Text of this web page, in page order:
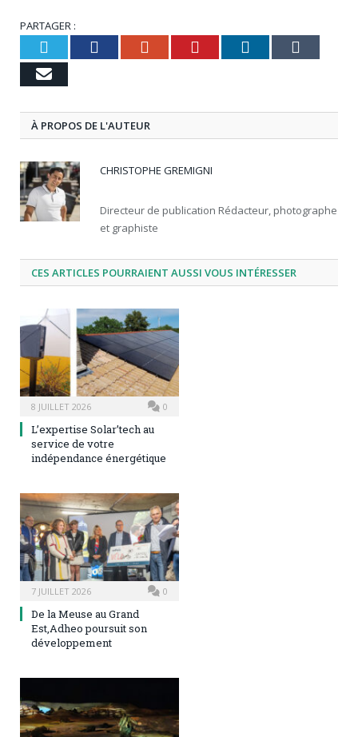
PARTAGER :
TwitterFacebookGoogle+Pinterest
LinkedIn
Email
À PROPOS DE L'AUTEUR
CHRISTOPHE GREMIGNI
Directeur de publication Rédacteur, photographe
et graphiste
CES ARTICLES POURRAIENT AUSSI VOUS INTÉRESSER
8 JUILLET 2026 0
L’expertise Solar’tech au
service de votre
indépendance énergétique
7 JUILLET 2026 0
De la Meuse au Grand
Est,Adheo poursuit son
développement